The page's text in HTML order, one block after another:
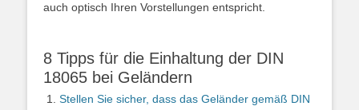
auch optisch Ihren Vorstellungen entspricht.
8 Tipps für die Einhaltung der DIN
18065 bei Geländern
Stellen Sie sicher, dass das Geländer gemäß DIN